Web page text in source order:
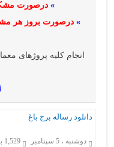
» درصورت
» درصورت بروز هر
انجام کلیه پروژهای
دانلود رساله برج باغ
دوشنبه ، 5 سپتامبر 1,529 بازدید